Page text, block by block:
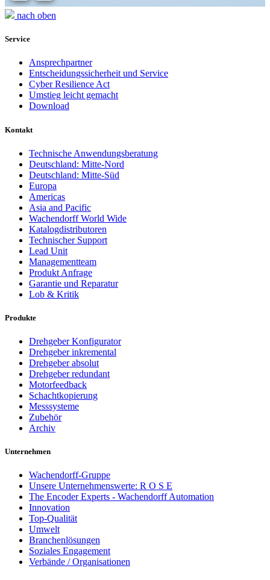
nach oben
Service
Ansprechpartner
Entscheidungssicherheit und Service
Cyber Resilience Act
Umstieg leicht gemacht
Download
Kontakt
Technische Anwendungsberatung
Deutschland: Mitte-Nord
Deutschland: Mitte-Süd
Europa
Americas
Asia and Pacific
Wachendorff World Wide
Katalogdistributoren
Technischer Support
Lead Unit
Managementteam
Produkt Anfrage
Garantie und Reparatur
Lob & Kritik
Produkte
Drehgeber Konfigurator
Drehgeber inkremental
Drehgeber absolut
Drehgeber redundant
Motorfeedback
Schachtkopierung
Messsysteme
Zubehör
Archiv
Unternehmen
Wachendorff-Gruppe
Unsere Unternehmenswerte: R O S E
The Encoder Experts - Wachendorff Automation
Innovation
Top-Qualität
Umwelt
Branchenlösungen
Soziales Engagement
Verbände / Organisationen